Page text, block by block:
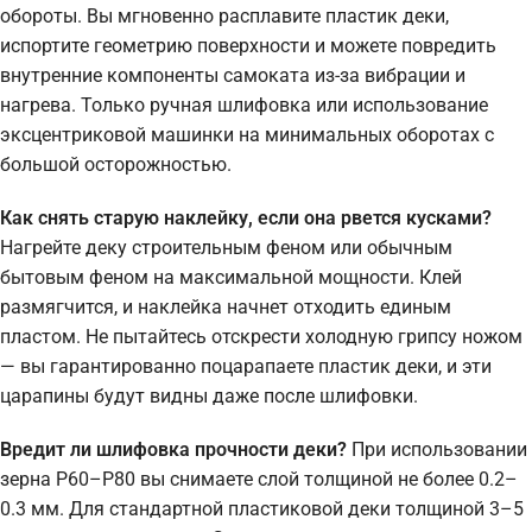
обороты. Вы мгновенно расплавите пластик деки,
испортите геометрию поверхности и можете повредить
внутренние компоненты самоката из-за вибрации и
нагрева. Только ручная шлифовка или использование
эксцентриковой машинки на минимальных оборотах с
большой осторожностью.
Как снять старую наклейку, если она рвется кусками?
Нагрейте деку строительным феном или обычным
бытовым феном на максимальной мощности. Клей
размягчится, и наклейка начнет отходить единым
пластом. Не пытайтесь отскрести холодную грипсу ножом
— вы гарантированно поцарапаете пластик деки, и эти
царапины будут видны даже после шлифовки.
Вредит ли шлифовка прочности деки? При использовании
зерна P60–P80 вы снимаете слой толщиной не более 0.2–
0.3 мм. Для стандартной пластиковой деки толщиной 3–5